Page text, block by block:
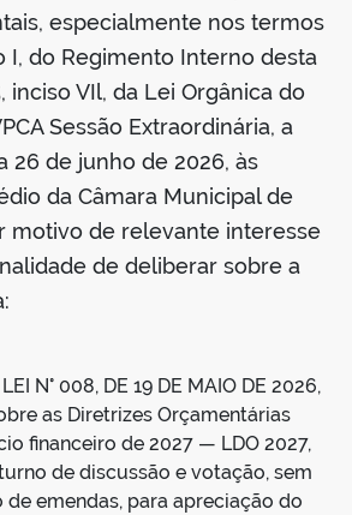
especialmente nos termos
I, do Regimento Interno desta
inciso VIl, da Lei Orgânica do
Sessão Extraordinária, a
26 de junho de 2026, às
da Câmara Municipal de
motivo de relevante interesse
de deliberar sobre a
N° 008, DE 19 DE MAIO DE 2026,
as Diretrizes Orçamentárias
financeiro de 2027 — LDO 2027,
de discussão e votação, sem
de emendas, para apreciação do